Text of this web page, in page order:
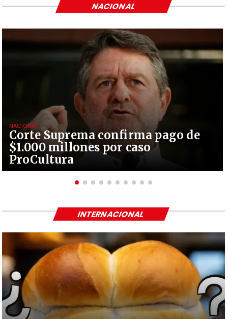
Corte Suprema confirma pago de
$1.000 millones por caso
ProCultura
NACIONAL
NACIONAL
INTERNACIONAL